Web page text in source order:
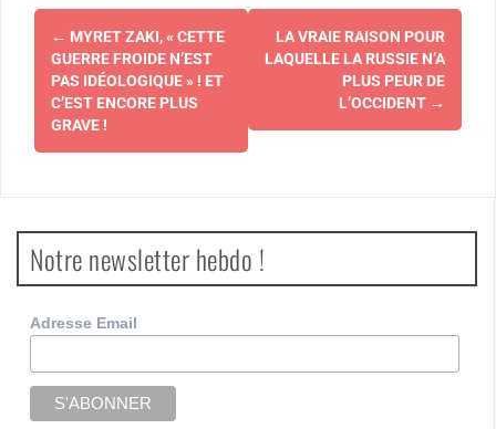
Navigation
d'article
← MYRET ZAKI, « CETTE
GUERRE FROIDE N’EST
PAS IDÉOLOGIQUE » ! ET
C’EST ENCORE PLUS
GRAVE !
LA VRAIE RAISON POUR
LAQUELLE LA RUSSIE N’A
PLUS PEUR DE
L’OCCIDENT →
Notre newsletter hebdo !
Adresse Email